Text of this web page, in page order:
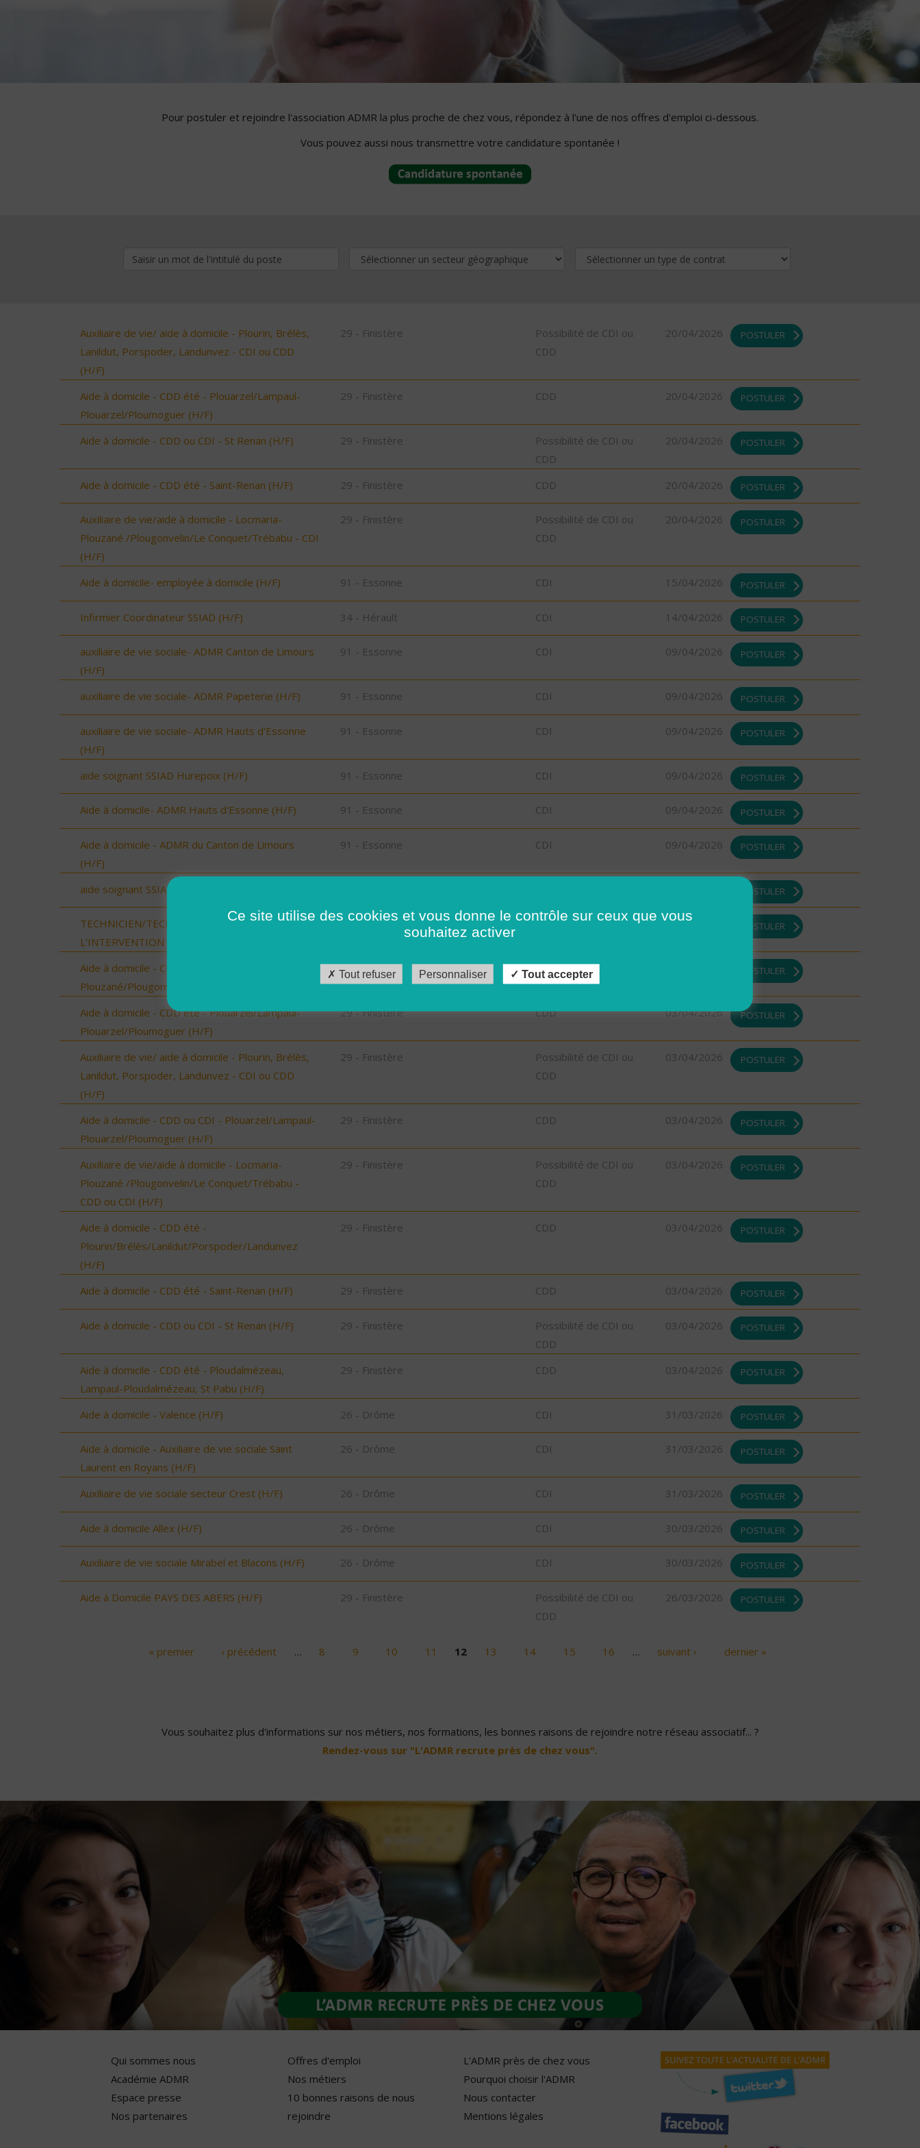
Pour postuler et rejoindre l'association ADMR la plus proche de chez vous, répondez à l'une de nos offres d'emploi ci-dessous.
Vous pouvez aussi nous transmettre votre candidature spontanée !
Auxiliaire de vie/ aide à domicile - Plourin, Brélès,
Lanildut, Porspoder, Landunvez - CDI ou CDD
(H/F)
29 - Finistère
Possibilité de CDI ou
CDD
20/04/2026 POSTULER
Aide à domicile - CDD été - Plouarzel/Lampaul-
Plouarzel/Ploumoguer (H/F)
29 - Finistère CDD 20/04/2026 POSTULER
Aide à domicile - CDD ou CDI - St Renan (H/F) 29 - Finistère
Possibilité de CDI ou
CDD
20/04/2026 POSTULER
Aide à domicile - CDD été - Saint-Renan (H/F) 29 - Finistère CDD 20/04/2026 POSTULER
Auxiliaire de vie/aide à domicile - Locmaria-
Plouzané /Plougonvelin/Le Conquet/Trébabu - CDI
(H/F)
29 - Finistère
Possibilité de CDI ou
CDD
20/04/2026 POSTULER
Aide à domicile- employée à domicile (H/F) 91 - Essonne CDI 15/04/2026 POSTULER
Infirmier Coordinateur SSIAD (H/F) 34 - Hérault CDI 14/04/2026 POSTULER
auxiliaire de vie sociale- ADMR Canton de Limours
(H/F)
91 - Essonne CDI 09/04/2026 POSTULER
auxiliaire de vie sociale- ADMR Papeterie (H/F) 91 - Essonne CDI 09/04/2026 POSTULER
auxiliaire de vie sociale- ADMR Hauts d'Essonne
(H/F)
91 - Essonne CDI 09/04/2026 POSTULER
aide soignant SSIAD Hurepoix (H/F) 91 - Essonne CDI 09/04/2026 POSTULER
Aide à domicile- ADMR Hauts d'Essonne (H/F) 91 - Essonne CDI 09/04/2026 POSTULER
Aide à domicile - ADMR du Canton de Limours
(H/F)
91 - Essonne CDI 09/04/2026 POSTULER
aide soignant SSIAD 3 Rivières (H/F) POSTULER
TECHNICIEN/TECHNICIENNE DE
L'INTERVENTION SOCIALE ET FAMILIALE (H/F)
30 - Gard CDI 08/04/2026 POSTULER
Aide à domicile - CDD été - Locmaria-
Plouzané/Plougonvelin/Le Conquet/Trébabu (H/F)
29 - Finistère CDD POSTULER
Aide à domicile - CDD été - Plouarzel/Lampaul-
Plouarzel/Ploumoguer (H/F)
29 - Finistère CDD 03/04/2026 POSTULER
Auxiliaire de vie/ aide à domicile - Plourin, Brélès,
Lanildut, Porspoder, Landunvez - CDI ou CDD
(H/F)
29 - Finistère
Possibilité de CDI ou
CDD
03/04/2026 POSTULER
Aide à domicile - CDD ou CDI - Plouarzel/Lampaul-
Plouarzel/Ploumoguer (H/F)
29 - Finistère CDD 03/04/2026 POSTULER
Auxiliaire de vie/aide à domicile - Locmaria-
Plouzané /Plougonvelin/Le Conquet/Trébabu -
CDD ou CDI (H/F)
29 - Finistère
Possibilité de CDI ou
CDD
03/04/2026 POSTULER
Aide à domicile - CDD été -
Plourin/Brélès/Lanildut/Porspoder/Landunvez
(H/F)
29 - Finistère CDD 03/04/2026 POSTULER
Aide à domicile - CDD été - Saint-Renan (H/F) 29 - Finistère CDD 03/04/2026 POSTULER
Aide à domicile - CDD ou CDI - St Renan (H/F) 29 - Finistère
Possibilité de CDI ou
CDD
03/04/2026 POSTULER
Aide à domicile - CDD été - Ploudalmézeau,
Lampaul-Ploudalmézeau, St Pabu (H/F)
29 - Finistère CDD 03/04/2026 POSTULER
Aide à domicile - Valence (H/F) 26 - Drôme CDI 31/03/2026 POSTULER
Aide à domicile - Auxiliaire de vie sociale Saint
Laurent en Royans (H/F)
26 - Drôme CDI 31/03/2026 POSTULER
Auxiliaire de vie sociale secteur Crest (H/F) 26 - Drôme CDI 31/03/2026 POSTULER
Aide à domicile Allex (H/F) 26 - Drôme CDI 30/03/2026 POSTULER
Auxiliaire de vie sociale Mirabel et Blacons (H/F) 26 - Drôme CDI 30/03/2026 POSTULER
Aide à Domicile PAYS DES ABERS (H/F) 29 - Finistère
Possibilité de CDI ou
CDD
26/03/2026 POSTULER
« premier ‹ précédent … 8 9 10 11 12 13 14 15 16 … suivant › dernier »
Vous souhaitez plus d'informations sur nos métiers, nos formations, les bonnes raisons de rejoindre notre réseau associatif... ?
Rendez-vous sur "L'ADMR recrute près de chez vous".
Qui sommes nous
Académie ADMR
Espace presse
Nos partenaires
Offres d'emploi
Nos métiers
10 bonnes raisons de nous
rejoindre
L'ADMR près de chez vous
Pourquoi choisir l'ADMR
Nous contacter
Mentions légales
Ce site utilise des cookies et vous donne le contrôle sur ceux que vous
souhaitez activer
Tout refuser Personnaliser Tout accepter